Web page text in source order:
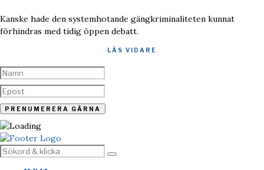
Kanske hade den systemhotande gängkriminaliteten kunnat
förhindras med tidig öppen debatt.
LÄS VIDARE